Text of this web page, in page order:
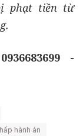
phạt tiền từ
-
hành án